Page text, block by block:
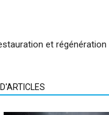
et régénération